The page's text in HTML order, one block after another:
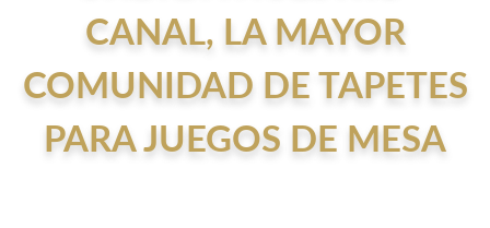
CANAL, LA MAYOR
COMUNIDAD DE TAPETES
PARA JUEGOS DE MESA